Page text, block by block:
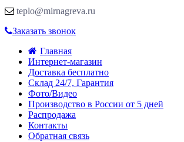
teplo@mirnagreva.ru
Заказать звонок
Главная
Интернет-магазин
Доставка бесплатно
Склад 24/7, Гарантия
Фото/Видео
Производство в России от 5 дней
Распродажа
Контакты
Обратная связь